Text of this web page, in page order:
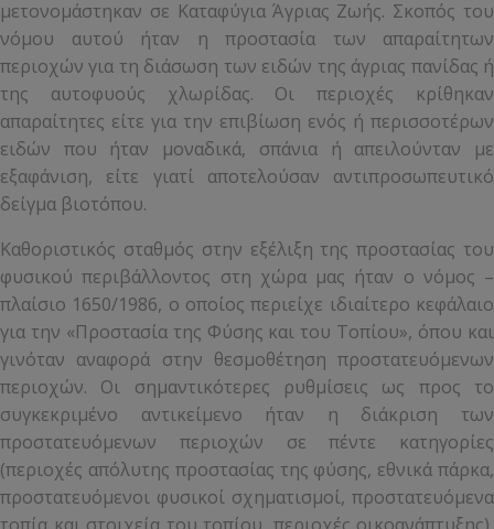
μετονομάστηκαν σε Καταφύγια Άγριας Ζωής. Σκοπός του
νόμου αυτού ήταν η προστασία των απαραίτητων
περιοχών για τη διάσωση των ειδών της άγριας πανίδας ή
της αυτοφυούς χλωρίδας. Οι περιοχές κρίθηκαν
απαραίτητες είτε για την επιβίωση ενός ή περισσοτέρων
ειδών που ήταν μοναδικά, σπάνια ή απειλούνταν με
εξαφάνιση, είτε γιατί αποτελούσαν αντιπροσωπευτικό
δείγμα βιοτόπου.
Καθοριστικός σταθμός στην εξέλιξη της προστασίας του
φυσικού περιβάλλοντος στη χώρα μας ήταν ο νόμος –
πλαίσιο 1650/1986, ο οποίος περιείχε ιδιαίτερο κεφάλαιο
για την «Προστασία της Φύσης και του Τοπίου», όπου και
γινόταν αναφορά στην θεσμοθέτηση προστατευόμενων
περιοχών. Οι σημαντικότερες ρυθμίσεις ως προς το
συγκεκριμένο αντικείμενο ήταν η διάκριση των
προστατευόμενων περιοχών σε πέντε κατηγορίες
(περιοχές απόλυτης προστασίας της φύσης, εθνικά πάρκα,
προστατευόμενοι φυσικοί σχηματισμοί, προστατευόμενα